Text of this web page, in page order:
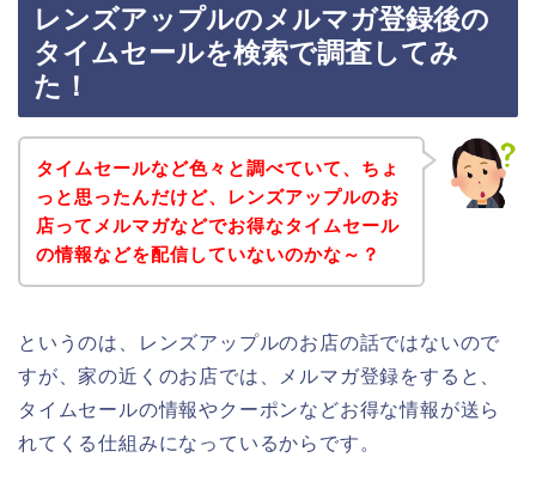
レンズアップルのメルマガ登録後の
タイムセールを検索で調査してみ
た！
タイムセールなど色々と調べていて、ちょ
っと思ったんだけど、レンズアップルのお
店ってメルマガなどでお得なタイムセール
の情報などを配信していないのかな～？
というのは、レンズアップルのお店の話ではないので
すが、家の近くのお店では、メルマガ登録をすると、
タイムセールの情報やクーポンなどお得な情報が送ら
れてくる仕組みになっているからです。